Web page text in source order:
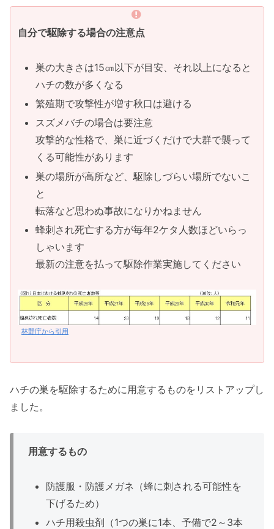
自分で駆除する場合の注意点
巣の大きさは15㎝以下が目安、それ以上になると
ハチの数が多くなる
繁殖期で攻撃性が増す秋口は避ける
スズメバチの場合は要注意
攻撃的な性格で、巣に近づくだけで大群で襲って
くる可能性があります
巣の場所が高所など、駆除しづらい場所でないこ
と
転落など思わぬ事故になりかねません
蜂刺され死亡する方が毎年2ケタ人数ほどいらっ
しゃいます
最新の注意を払って駆除作業実施してください
林野庁から引用
ハチの巣を駆除するために用意するものをリストアップし
ました。
用意するもの
防護服・防護メガネ（蜂に刺される可能性を
下げるため）
ハチ用殺虫剤（1つの巣に1本、予備で2～3本